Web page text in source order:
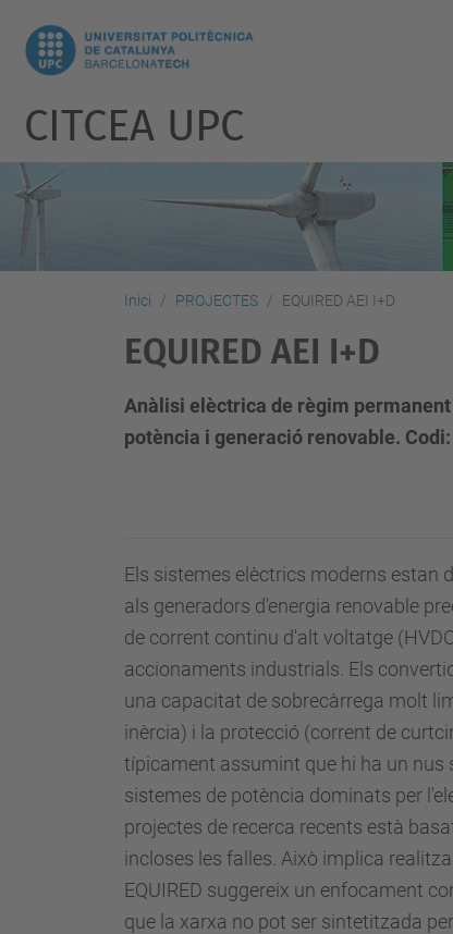
CITCEA UPC
Inici PROJECTES EQUIRED AEI I+D
EQUIRED AEI I+D
Anàlisi elèctrica de règim
potència i generació renovable.
Els sistemes elèctrics moderns estan
als generadors d'energia renovable
de corrent continu d'alt voltatge
accionaments industrials. Els
una capacitat de sobrecàrrega molt
inèrcia) i la protecció (corrent de
típicament assumint que hi ha un nus
sistemes de potència dominats per
projectes de recerca recents està
incloses les falles. Això implica
EQUIRED suggereix un enfocament
que la xarxa no pot ser sintetitzada